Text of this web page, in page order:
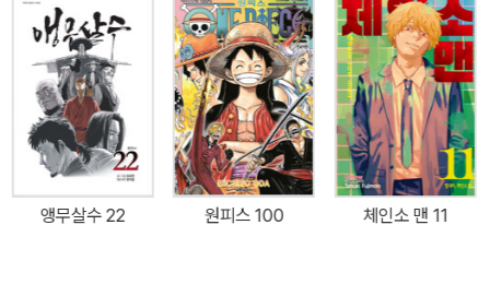
앵무살수 22 원피스 100 체인소 맨 11